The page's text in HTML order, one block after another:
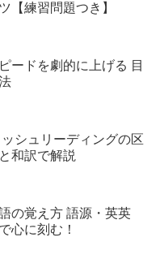
【練習問題つき】
ードを劇的に上げる 目
シュリーディングの区
和訳で解説
の覚え方 語源・英英
心に刻む！